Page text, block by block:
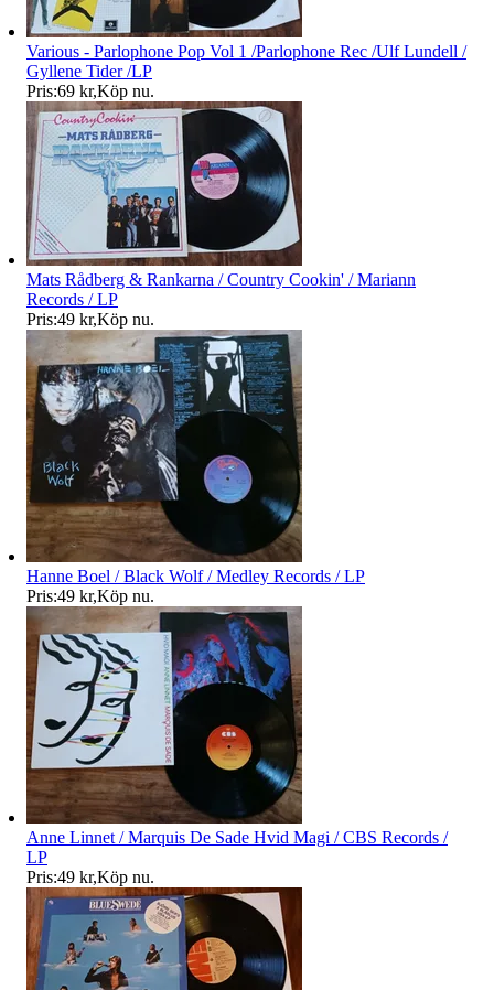
Various - Parlophone Pop Vol 1 /Parlophone Rec /Ulf Lundell /
Gyllene Tider /LP
Pris:69 kr,Köp nu.
Mats Rådberg & Rankarna / Country Cookin' / Mariann
Records / LP
Pris:49 kr,Köp nu.
Hanne Boel / Black Wolf / Medley Records / LP
Pris:49 kr,Köp nu.
Anne Linnet / Marquis De Sade Hvid Magi / CBS Records /
LP
Pris:49 kr,Köp nu.